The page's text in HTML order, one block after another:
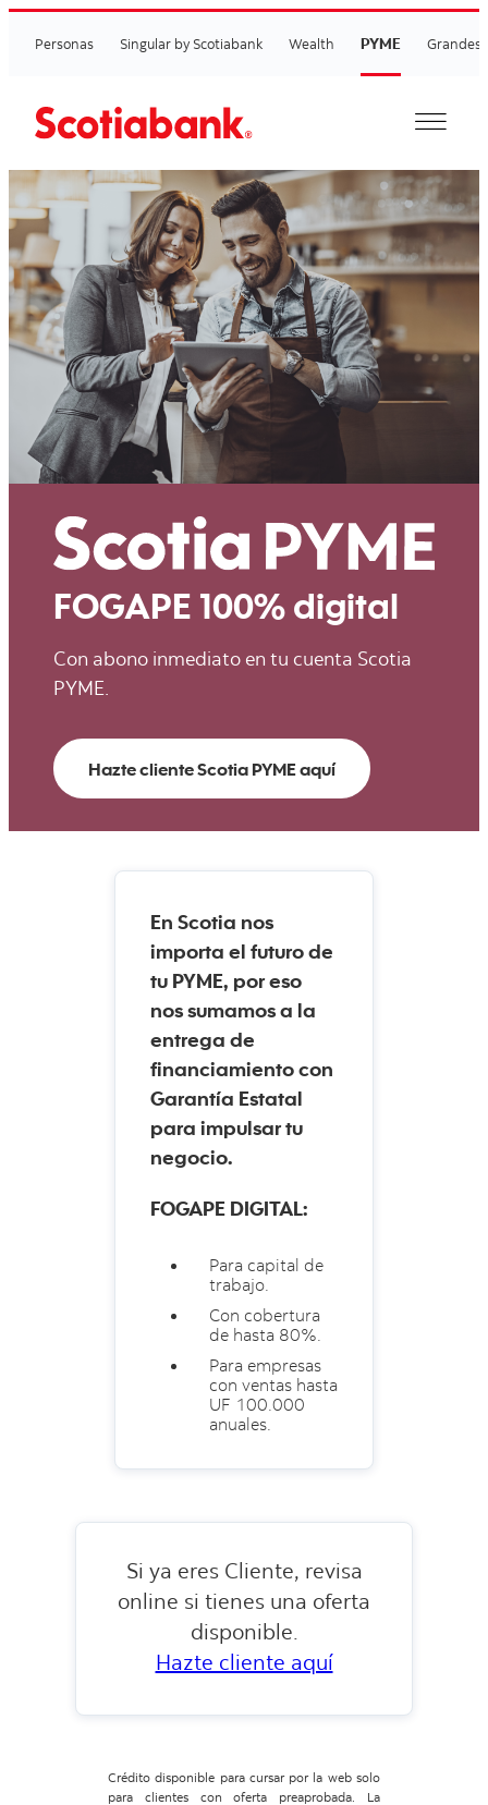
Personas Singular by Scotiabank Wealth PYME Grandes
FOGAPE 100% digital
Con abono inmediato en tu cuenta Scotia
PYME.
Hazte cliente Scotia PYME aquí
En Scotia nos
importa el futuro de
tu PYME, por eso
nos sumamos a la
entrega de
financiamiento con
Garantía Estatal
para impulsar tu
negocio.
FOGAPE DIGITAL:
Para capital de
trabajo.
Con cobertura
de hasta 80%.
Para empresas
con ventas hasta
UF 100.000
anuales.
Si ya eres Cliente, revisa
online si tienes una oferta
disponible.
Hazte cliente aquí
Crédito disponible para cursar por la web solo
para clientes con oferta preaprobada. La